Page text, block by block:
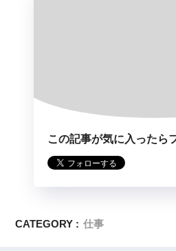
この記事が気に入ったら
CATEGORY : 仕事